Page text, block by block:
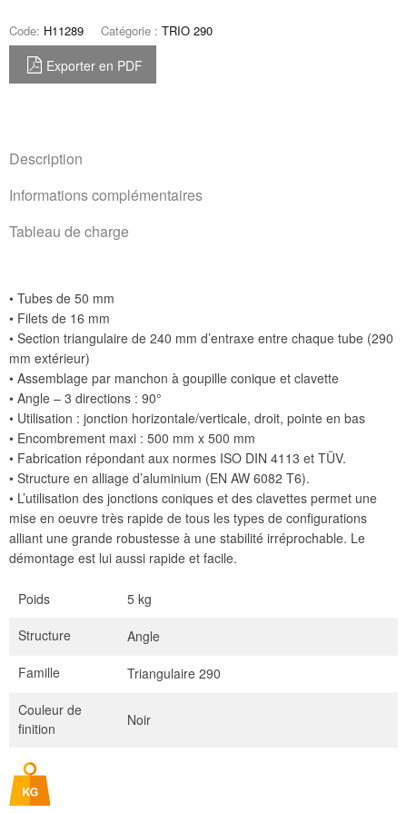
Code: H11289 Catégorie : TRIO 290
Exporter en PDF
Description
Informations complémentaires
Tableau de charge
• Tubes de 50 mm
• Filets de 16 mm
• Section triangulaire de 240 mm d’entraxe entre chaque tube (290
mm extérieur)
• Assemblage par manchon à goupille conique et clavette
• Angle – 3 directions : 90°
• Utilisation : jonction horizontale/verticale, droit, pointe en bas
• Encombrement maxi : 500 mm x 500 mm
• Fabrication répondant aux normes ISO DIN 4113 et TÜV.
• Structure en alliage d’aluminium (EN AW 6082 T6).
• L’utilisation des jonctions coniques et des clavettes permet une
mise en oeuvre très rapide de tous les types de configurations
alliant une grande robustesse à une stabilité irréprochable. Le
démontage est lui aussi rapide et facile.
Poids
5 kg
Structure
Angle
Famille
Triangulaire 290
Couleur de
finition
Noir